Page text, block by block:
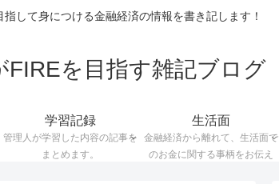
して身につける金融経済の情報を書き記します！
FIREを目指す雑記ブログ
学習記録
管理人が学習した内容の記事を
まとめます。
生活面
金融経済から離れて、生活面で
のお金に関する事柄をお伝え